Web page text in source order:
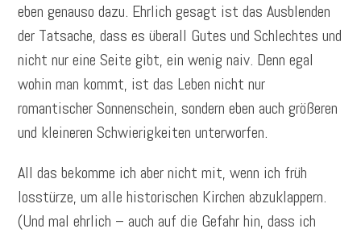
eben genauso dazu. Ehrlich gesagt ist das Ausblenden
der Tatsache, dass es überall Gutes und Schlechtes und
nicht nur eine Seite gibt, ein wenig naiv. Denn egal
wohin man kommt, ist das Leben nicht nur
romantischer Sonnenschein, sondern eben auch größeren
und kleineren Schwierigkeiten unterworfen.
All das bekomme ich aber nicht mit, wenn ich früh
losstürze, um alle historischen Kirchen abzuklappern.
(Und mal ehrlich – auch auf die Gefahr hin, dass ich